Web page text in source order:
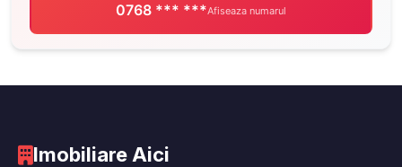
0768 *** ***Afiseaza numarul
Imobiliare Aici